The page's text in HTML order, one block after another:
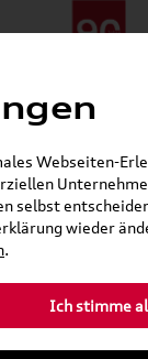
Uhr
Uhr
Webseiten-
selbst
wieder
.
Ich stimme